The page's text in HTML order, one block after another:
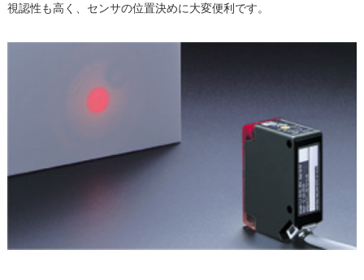
視認性も高く、センサの位置決めに大変便利です。